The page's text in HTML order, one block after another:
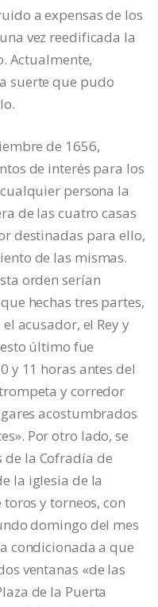
a expensas de los
vez reedificada la
Actualmente,
suerte que pudo
de 1656,
de interés para los
persona la
de las cuatro casas
destinadas para ello,
de las mismas.
orden serían
hechas tres partes,
acusador, el Rey y
último fue
y 11 horas antes del
y corredor
acostumbrados
Por otro lado, se
la Cofradía de
la iglesia de la
y torneos, con
domingo del mes
condicionada a que
ventanas «de las
de la Puerta